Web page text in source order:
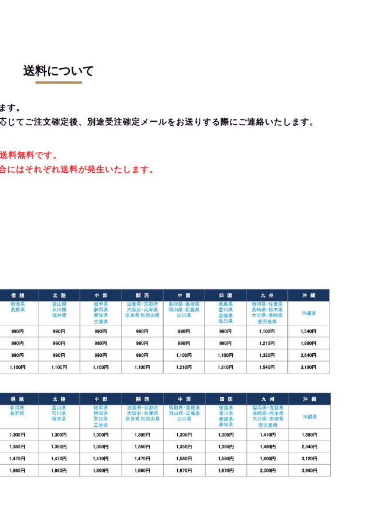
送料について
す。
てご注文確定後、別途受注確定メールをお送りする際にご連絡いたします。
料無料です。
はそれぞれ送料が発生いたします。